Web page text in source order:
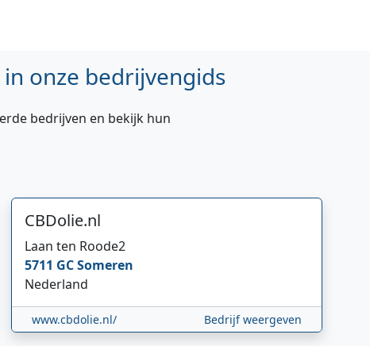
onze bedrijvengids
bedrijven en bekijk hun
CBDolie.nl
Laan ten Roode2
5711 GCSomeren
Nederland
www.cbdolie.nl/ Bedrijf weergeven